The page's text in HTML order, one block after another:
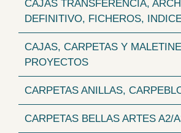
CAJAS TRANSFERENCIA,
DEFINITIVO, FICHEROS,
CAJAS, CARPETAS Y
PROYECTOS
CARPETAS ANILLAS,
CARPETAS BELLAS ARTES A2/